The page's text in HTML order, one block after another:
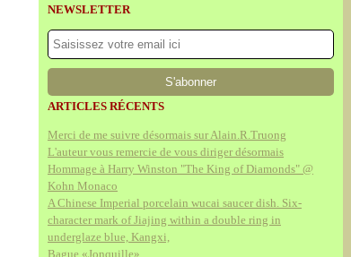
NEWSLETTER
ARTICLES RÉCENTS
Merci de me suivre désormais sur Alain.R.Truong
L'auteur vous remercie de vous diriger désormais
Hommage à Harry Winston "The King of Diamonds" @
Kohn Monaco
A Chinese Imperial porcelain wucai saucer dish. Six-
character mark of Jiajing within a double ring in
underglaze blue, Kangxi,
Bague «Jonquille»